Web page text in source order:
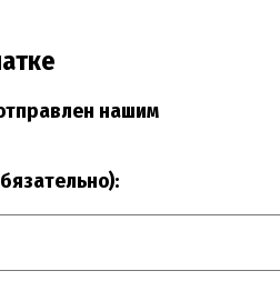
нашим